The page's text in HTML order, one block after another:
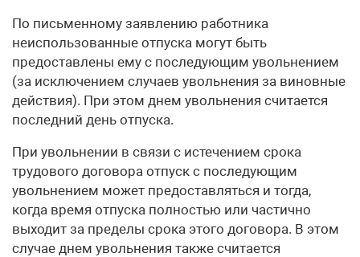
По письменному заявлению работника
неиспользованные отпуска могут быть
предоставлены ему с последующим увольнением
(за исключением случаев увольнения за виновные
действия). При этом днем увольнения считается
последний день отпуска.
При увольнении в связи с истечением срока
трудового договора отпуск с последующим
увольнением может предоставляться и тогда,
когда время отпуска полностью или частично
выходит за пределы срока этого договора. В этом
случае днем увольнения также считается